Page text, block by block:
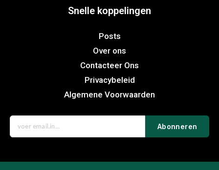
Snelle koppelingen
Posts
Over ons
Contacteer Ons
Privacybeleid
Algemene Voorwaarden
Abonneren